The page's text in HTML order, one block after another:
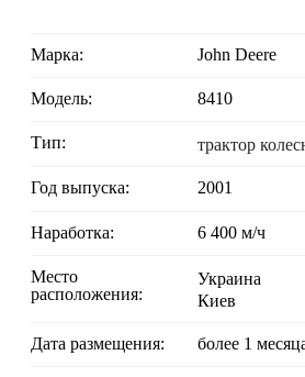
Марка: John Deere
Модель: 8410
Тип: трактор
Год выпуска: 2001
Наработка: 6 400 м/ч
Место
расположения:
Украина
Киев
Дата размещения: более 1